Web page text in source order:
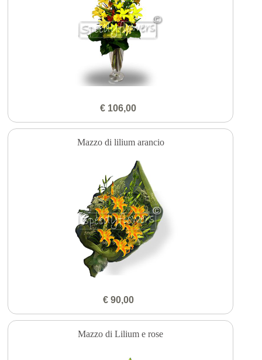
€ 106,00
Mazzo di lilium arancio
€ 90,00
Mazzo di Lilium e rose